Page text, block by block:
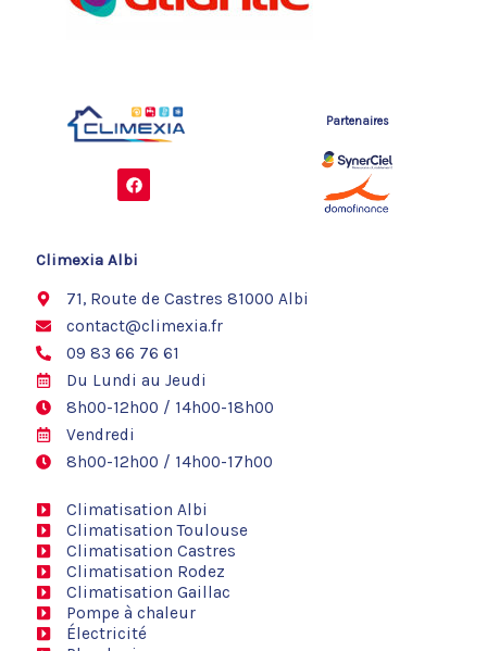
F
a
c
o
Partenaires
Climexia Albi
71, Route de Castres 81000 Albi
contact@climexia.fr
09 83 66 76 61
Du Lundi au Jeudi
8h00-12h00 / 14h00-18h00
Vendredi
8h00-12h00 / 14h00-17h00
Climatisation Albi
Climatisation Toulouse
Climatisation Castres
Climatisation Rodez
Climatisation Gaillac
Pompe à chaleur
Électricité